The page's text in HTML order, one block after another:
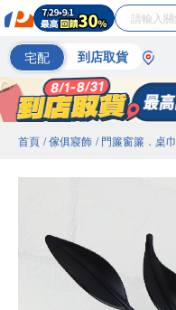
宅配 到店取貨
首頁 / 傢俱寢飾 / 門簾窗簾．桌巾